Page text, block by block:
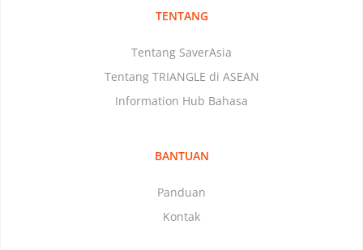
TENTANG
Tentang SaverAsia
Tentang TRIANGLE di ASEAN
Information Hub Bahasa
BANTUAN
Panduan
Kontak